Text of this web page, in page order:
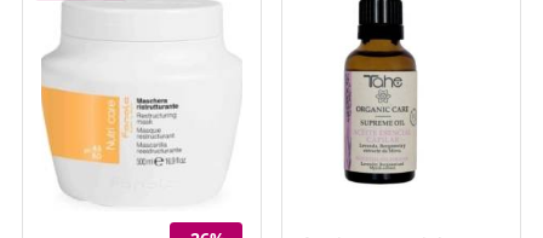
hasta
14,86€